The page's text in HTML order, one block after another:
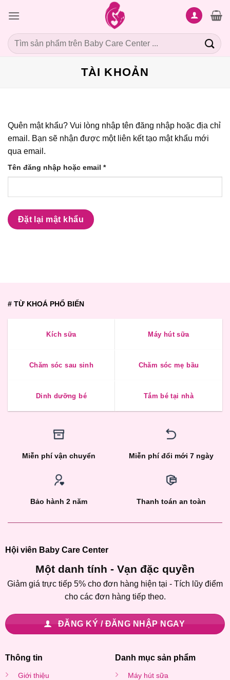
qua
dung
Tìm
kiếm:
TÀI KHOẢN
Quên mật khẩu? Vui lòng nhập tên đăng nhập hoặc địa chỉ
email. Bạn sẽ nhận được một liên kết tạo mật khẩu mới
qua email.
Tên đăng nhập hoặc email *Bắt
buộc
Đặt lại mật khẩu
# TỪ KHOÁ PHỔ BIẾN
Kích sữa Máy hút sữa
Chăm sóc sau sinh Chăm sóc mẹ bầu
Dinh dưỡng bé Tắm bé tại nhà
Miễn phí vận chuyển Miễn phí đổi mới 7 ngày
Bảo hành 2 năm Thanh toán an toàn
Hội viên Baby Care Center
Một danh tính - Vạn đặc quyền
Giảm giá trực tiếp 5% cho đơn hàng hiện tại - Tích lũy điểm
cho các đơn hàng tiếp theo.
ĐĂNG KÝ / ĐĂNG NHẬP NGAY
Thông tin
Giới thiệu
Danh mục sản phẩm
Máy hút sữa